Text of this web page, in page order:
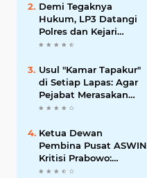
Demi Tegaknya
Hukum, LP3 Datangi
Polres dan Kejari
Majalengka; Minta
Proporsional:
Restoratif untuk
Lemah, Tegas untuk
Narkoba & Oknum
Usul "Kamar Tapakur"
di Setiap Lapas: Agar
Pejabat Merasakan
Suasana Penjara, Tak
Menyalahgunakan
Amanah
Ketua Dewan
Pembina Pusat ASWIN
Kritisi Prabowo:
Evaluasi Pendirian